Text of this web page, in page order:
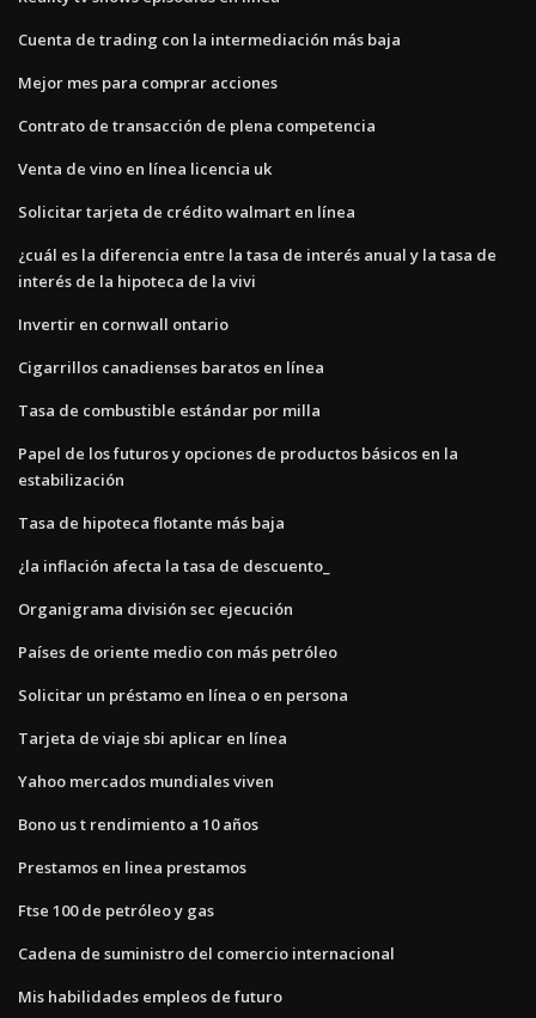
Cuenta de trading con la intermediación más baja
Mejor mes para comprar acciones
Contrato de transacción de plena competencia
Venta de vino en línea licencia uk
Solicitar tarjeta de crédito walmart en línea
¿cuál es la diferencia entre la tasa de interés anual y la tasa de
interés de la hipoteca de la vivi
Invertir en cornwall ontario
Cigarrillos canadienses baratos en línea
Tasa de combustible estándar por milla
Papel de los futuros y opciones de productos básicos en la
estabilización
Tasa de hipoteca flotante más baja
¿la inflación afecta la tasa de descuento_
Organigrama división sec ejecución
Países de oriente medio con más petróleo
Solicitar un préstamo en línea o en persona
Tarjeta de viaje sbi aplicar en línea
Yahoo mercados mundiales viven
Bono us t rendimiento a 10 años
Prestamos en linea prestamos
Ftse 100 de petróleo y gas
Cadena de suministro del comercio internacional
Mis habilidades empleos de futuro